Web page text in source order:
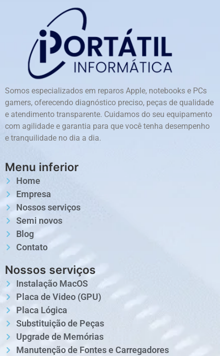
Somos especializados em reparos Apple, notebooks e PCs
gamers, oferecendo diagnóstico preciso, peças de qualidade
e atendimento transparente. Cuidamos do seu equipamento
com agilidade e garantia para que você tenha desempenho
e tranquilidade no dia a dia.
Menu inferior
Home
Empresa
Nossos serviços
Semi novos
Blog
Contato
Nossos serviços
Instalação MacOS
Placa de Video (GPU)
Placa Lógica
Substituição de Peças
Upgrade de Memórias
Manutenção de Fontes e Carregadores